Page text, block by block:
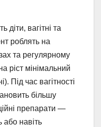
діти, вагітні та
роблять на
та регулярному
ріст мінімальний
Під час вагітності
більшу
препарати —
навіть